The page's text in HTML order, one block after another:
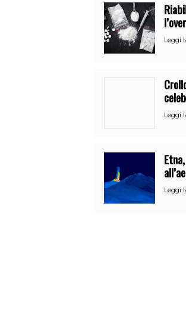
un
Leggi
Leggi
Leggi